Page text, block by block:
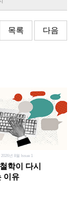
목록 다음
2026년 8월 Issue 1
학이 다시
이유